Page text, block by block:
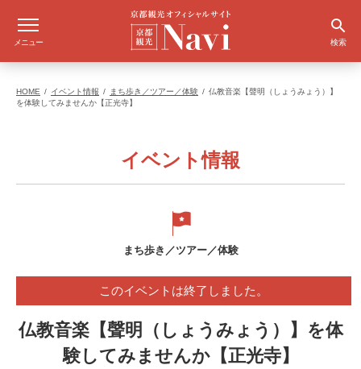
メニュー 検索
HOME イベント情報 まち歩き／ツアー／体験
仏教音楽【聲明（しょうみょう）】
を体験してみませんか【正光寺】
イベント情報
まち歩き／ツアー／体験
このイベントは終了しました。
仏教音楽【聲明（しょうみょう）】を体
験してみませんか【正光寺】